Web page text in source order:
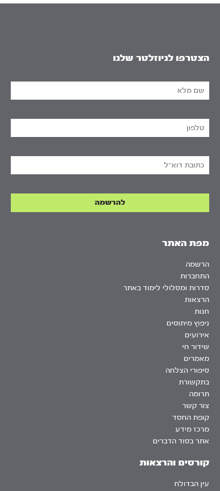
מפת האתר
הרשמה
התחברות
סדרות ומסלולי לימוד באתר
הרצאות
חנות
ניפוץ מיתוסים
אירועים
שידור חי
מאמרים
סיפורי הצלחה
בתקשורת
תרומה
צור קשר
קופת החסד
מרכז מידע
אתר בסוד הדברים
קורסים והרצאות
עין הבדולח
הצטרפו לניוזלטר שלנו